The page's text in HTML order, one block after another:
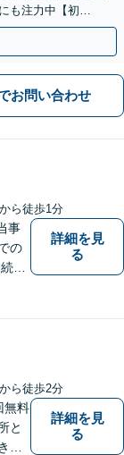
も注力中【初回
お問い合わせ
から徒歩1分
事
の
の
お
く
詳細を見
る
から徒歩2分
無料
と
め
詳細を見
る